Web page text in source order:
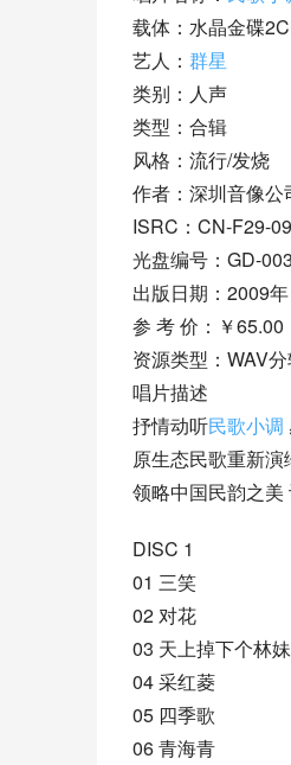
载体：水晶金碟
艺人： 群星
类别：人声
类型：合辑
风格：流行/发烧
作者：深圳音像公
ISRC：CN-F29-
光盘编号：GD-
出版日期：2009年
参 考 价：￥65.00
资源类型：WAV
唱片描述
抒情动听民歌小调
原生态民歌重新
领略中国民韵之
DISC 1
01 三笑
02 对花
03 天上掉下个林
04 采红菱
05 四季歌
06 青海青